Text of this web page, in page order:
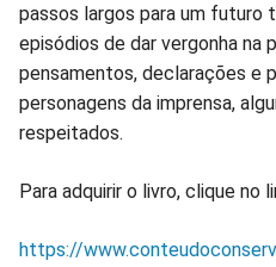
passos largos para um futuro
episódios de dar vergonha na
pensamentos, declarações e
personagens da imprensa,
respeitados.
Para adquirir o livro, clique no
https://